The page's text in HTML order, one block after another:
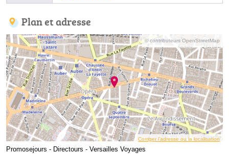
Plan et adresse
© contributeurs OpenStreetMap
Corriger l’adresse ou la localisation
Promosejours - Directours - Versailles Voyages